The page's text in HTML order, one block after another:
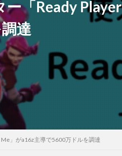
「Ready Player
達
」がa16z主導で5600万ドルを調達